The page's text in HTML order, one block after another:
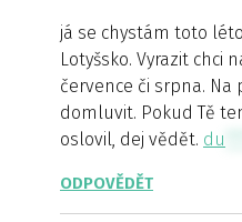
já se chystám toto
Lotyšsko. Vyrazit chci
července či srpna.
domluvit. Pokud Tě
oslovil, dej vědět. du
ODPOVĚDĚT